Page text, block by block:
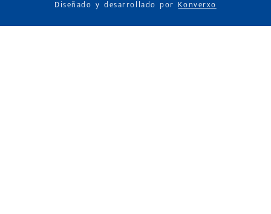
Diseñado y desarrollado porKonverxo